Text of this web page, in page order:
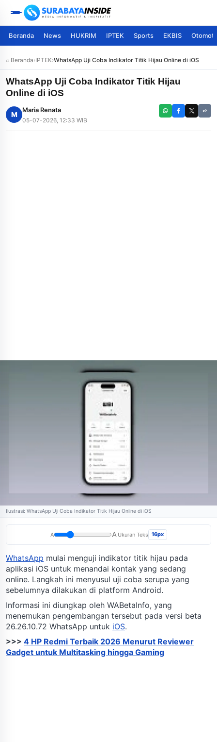
Beranda News HUKRIM IPTEK Sports EKBIS
⌂ Beranda›IPTEK›WhatsApp Uji Coba Indikator Titik Hijau Online di iOS
WhatsApp Uji Coba Indikator Titik Hijau
Online di iOS
M
Maria Renata
05-07-2026, 12:33 WIB
Ilustrasi: WhatsApp Uji Coba Indikator Titik Hijau Online di iOS
A A Ukuran Teks 16px
WhatsApp mulai menguji indikator titik hijau pada
aplikasi iOS untuk menandai kontak yang sedang
online. Langkah ini menyusul uji coba serupa yang
sebelumnya dilakukan di platform Android.
Informasi ini diungkap oleh WABetaInfo, yang
menemukan pengembangan tersebut pada versi beta
26.26.10.72 WhatsApp untuk iOS.
>>> 4 HP Redmi Terbaik 2026 Menurut Reviewer
Gadget untuk Multitasking hingga Gaming